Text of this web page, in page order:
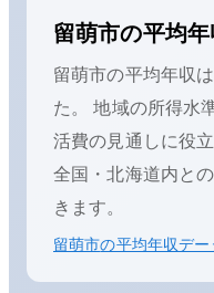
留萌市の平均年
留萌市の平均年収は
た。
地域の所得水
活費の見通しに役
全国・北海道内と
きます。
留萌市の平均年収デ